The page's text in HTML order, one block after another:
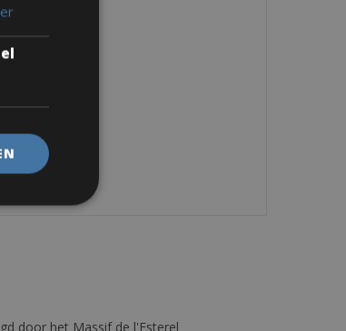
door het Massif de l'Esterel